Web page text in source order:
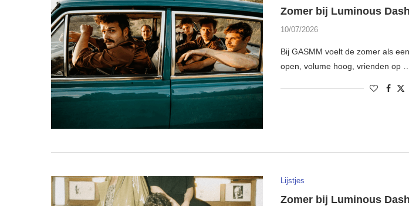
Zomer bij Luminous
10/07/2026
Bij GASMM voelt de zomer als
open, volume hoog, vrienden op
Lijstjes
Zomer bij Luminous